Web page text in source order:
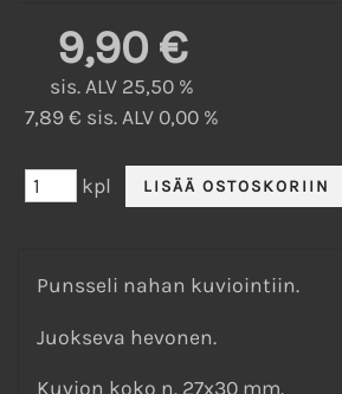
9,90 €
sis. ALV 25,50 %
7,89 € sis. ALV 0,00 %
kpl
Punsseli nahan kuviointiin.
Juokseva hevonen.
Kuvion koko n. 27x30 mm.